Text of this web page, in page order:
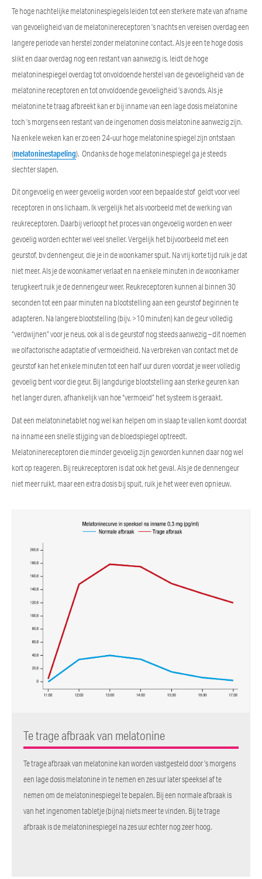
Te hoge nachtelijke melatoninespiegels leiden tot een sterkere mate van afname
van gevoeligheid van de melatoninereceptoren ’s nachts en vereisen overdag een
langere periode van herstel zonder melatonine contact. Als je een te hoge dosis
slikt en daar overdag nog een restant van aanwezig is, leidt de hoge
melatoninespiegel overdag tot onvoldoende herstel van de gevoeligheid van de
melatonine receptoren en tot onvoldoende gevoeligheid ’s avonds. Als je
melatonine te traag afbreekt kan er bij inname van een lage dosis melatonine
toch ’s morgens een restant van de ingenomen dosis melatonine aanwezig zijn.
Na enkele weken kan er zo een 24-uur hoge melatonine spiegel zijn ontstaan
(melatoninestapeling). Ondanks de hoge melatoninespiegel ga je steeds
slechter slapen.
Dit ongevoelig en weer gevoelig worden voor een bepaalde stof geldt voor veel
receptoren in ons lichaam. Ik vergelijk het als voorbeeld met de werking van
reukreceptoren. Daarbij verloopt het proces van ongevoelig worden en weer
gevoelig worden echter wel veel sneller. Vergelijk het bijvoorbeeld met een
geurstof, bv dennengeur, die je in de woonkamer spuit. Na vrij korte tijd ruik je dat
niet meer. Als je de woonkamer verlaat en na enkele minuten in de woonkamer
terugkeert ruik je de dennengeur weer. Reukreceptoren kunnen al binnen 30
seconden tot een paar minuten na blootstelling aan een geurstof beginnen te
adapteren. Na langere blootstelling (bijv. >10 minuten) kan de geur volledig
“verdwijnen” voor je neus, ook al is de geurstof nog steeds aanwezig – dit noemen
we olfactorische adaptatie of vermoeidheid. Na verbreken van contact met de
geurstof kan het enkele minuten tot een half uur duren voordat je weer volledig
gevoelig bent voor die geur. Bij langdurige blootstelling aan sterke geuren kan
het langer duren, afhankelijk van hoe “vermoeid” het systeem is geraakt.
Dat een melatoninetablet nog wel kan helpen om in slaap te vallen komt doordat
na inname een snelle stijging van de bloedspiegel optreedt.
Melatoninereceptoren die minder gevoelig zijn geworden kunnen daar nog wel
kort op reageren. Bij reukreceptoren is dat ook het geval. Als je de dennengeur
niet meer ruikt, maar een extra dosis bij spuit, ruik je het weer even opnieuw.
Te trage afbraak van melatonine
Te trage afbraak van melatonine kan worden vastgesteld door ’s morgens
een lage dosis melatonine in te nemen en zes uur later speeksel af te
nemen om de melatoninespiegel te bepalen. Bij een normale afbraak is
van het ingenomen tabletje (bijna) niets meer te vinden. Bij te trage
afbraak is de melatoninespiegel na zes uur echter nog zeer hoog.